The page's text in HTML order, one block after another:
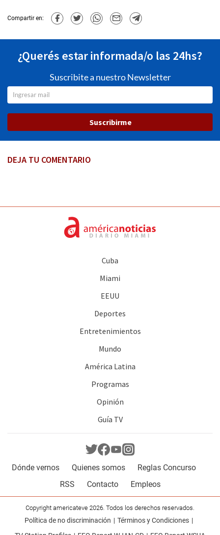
Compartir en:
¿Querés estar informada/o las 24hs?
Suscribite a nuestro Newsletter
Suscribirme
DEJA TU COMENTARIO
Cuba
Miami
EEUU
Deportes
Entretenimientos
Mundo
América Latina
Programas
Opinión
Guía TV
Dónde vernos Quienes somos
Reglas Concurso
RSS
Contacto Empleos
Copyright americateve 2026. Todos los derechos reservados.
Política de no discriminación
Términos y Condiciones